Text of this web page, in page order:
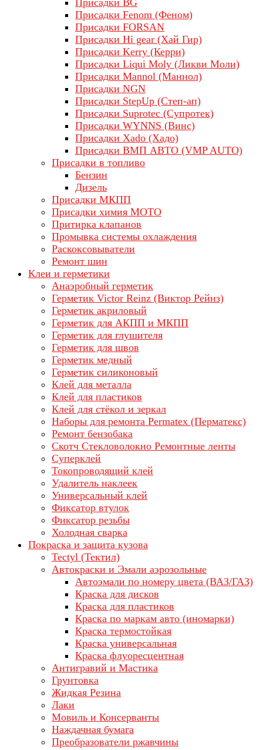
Присадки BG
Присадки Fenom (Феном)
Присадки FORSAN
Присадки Hi gear (Хай Гир)
Присадки Kerry (Керри)
Присадки Liqui Moly (Ликви Моли)
Присадки Mannol (Маннол)
Присадки NGN
Присадки StepUp (Степ-ап)
Присадки Suprotec (Супротек)
Присадки WYNNS (Винс)
Присадки Xado (Хадо)
Присадки ВМП АВТО (VMP AUTO)
Присадки в топливо
Бензин
Дизель
Присадки МКПП
Присадки химия МОТО
Притирка клапанов
Промывка системы охлаждения
Раскоксовыватели
Ремонт шин
Клеи и герметики
Анаэробный герметик
Герметик Victor Reinz (Виктор Рейнз)
Герметик акриловый
Герметик для АКПП и МКПП
Герметик для глушителя
Герметик для швов
Герметик медный
Герметик силиконовый
Клей для металла
Клей для пластиков
Клей для стёкол и зеркал
Наборы для ремонта Permatex (Перматекс)
Ремонт бензобака
Скотч Стекловолокно Ремонтные ленты
Суперклей
Токопроводящий клей
Удалитель наклеек
Универсальный клей
Фиксатор втулок
Фиксатор резьбы
Холодная сварка
Покраска и защита кузова
Tectyl (Тектил)
Автокраски и Эмали аэрозольные
Автоэмали по номеру цвета (ВАЗ/ГАЗ)
Краска для дисков
Краска для пластиков
Краска по маркам авто (иномарки)
Краска термостойкая
Краска универсальная
Краска флуоресцентная
Антигравий и Мастика
Грунтовка
Жидкая Резина
Лаки
Мовиль и Консерванты
Наждачная бумага
Преобразователи ржавчины